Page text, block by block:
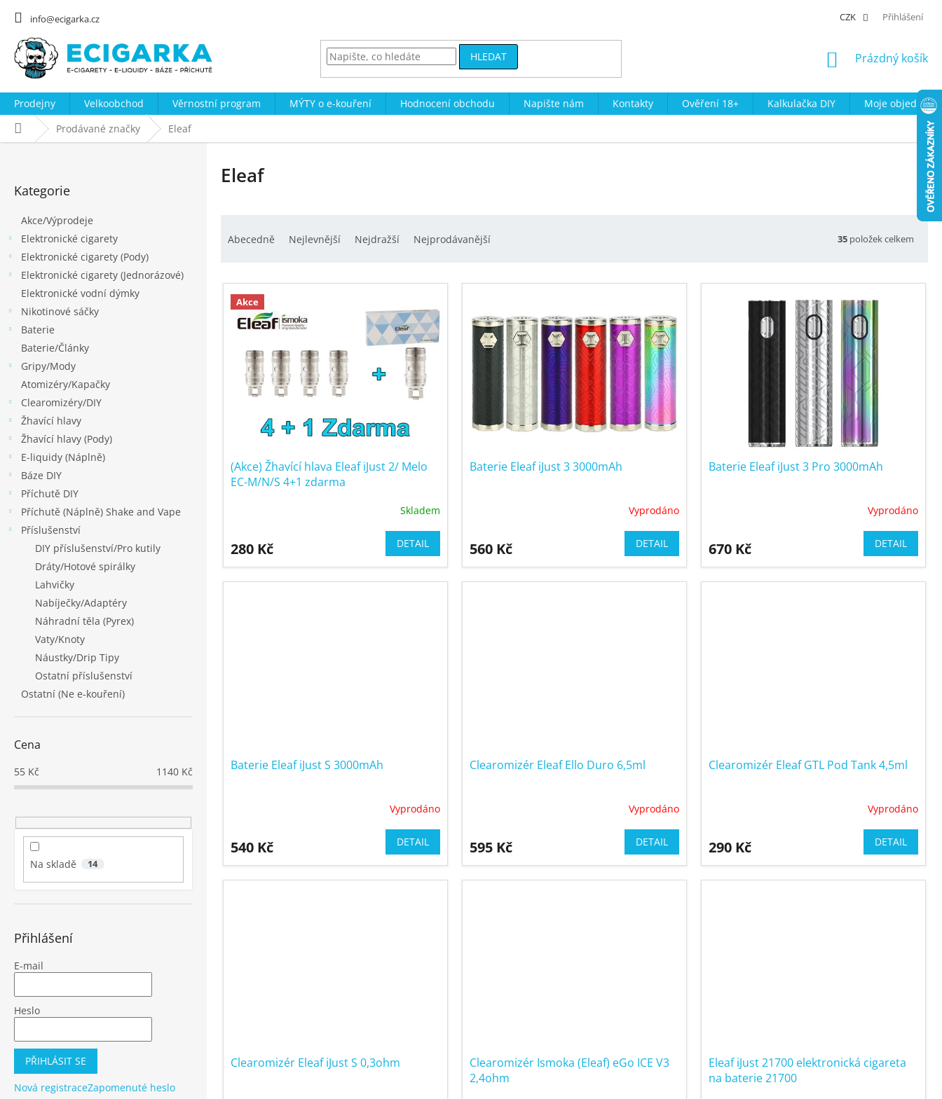
info@ecigarka.cz CZK Přihlášení
HLEDAT
NÁKUPNÍ
Prázdný košík
Prodejny Velkoobchod Věrnostní program MÝTY o e-kouření Hodnocení obchodu Napište nám Kontakty Ověření 18+ Kalkulačka DIY
Moje
Domů Prodávané značky Eleaf
kategorie
Kategorie
Akce/Výprodeje
Elektronické cigarety
Elektronické cigarety (Pody)
Elektronické cigarety (Jednorázové)
Elektronické vodní dýmky
Nikotinové sáčky
Baterie
Baterie/Články
Gripy/Mody
Atomizéry/Kapačky
Clearomizéry/DIY
Žhavící hlavy
Žhavící hlavy (Pody)
E-liquidy (Náplně)
Báze DIY
Příchutě DIY
Příchutě (Náplně) Shake and Vape
Příslušenství
DIY příslušenství/Pro kutily
Dráty/Hotové spirálky
Lahvičky
Nabíječky/Adaptéry
Náhradní těla (Pyrex)
Vaty/Knoty
Náustky/Drip Tipy
Ostatní příslušenství
Ostatní (Ne e-kouření)
Cena
55 Kč 1140 Kč
Na skladě 14
Přihlášení
E-mail
Heslo
PŘIHLÁSIT SE
Nová registraceZapomenuté heslo
Eleaf
Abecedně Nejlevnější Nejdražší Nejprodávanější 35 položek celkem
V
Akce
(Akce) Žhavící hlava Eleaf iJust 2/ Melo
EC-M/N/S 4+1 zdarma
Skladem
280 Kč DETAIL
Baterie Eleaf iJust 3 3000mAh
Vyprodáno
560 Kč DETAIL
Baterie Eleaf iJust 3 Pro 3000mAh
Vyprodáno
670 Kč DETAIL
Baterie Eleaf iJust S 3000mAh
Vyprodáno
540 Kč DETAIL
Clearomizér Eleaf Ello Duro 6,5ml
Vyprodáno
595 Kč DETAIL
Clearomizér Eleaf GTL Pod Tank 4,5ml
Vyprodáno
290 Kč DETAIL
Clearomizér Eleaf iJust S 0,3ohm
Clearomizér Ismoka (Eleaf) eGo ICE V3
2,4ohm
Eleaf iJust 21700 elektronická cigareta
na baterie 21700